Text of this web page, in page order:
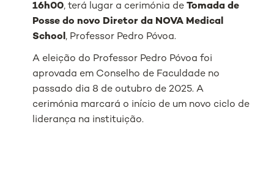
16h00, terá lugar a cerimónia deTomada de
Posse do novo Diretor da NOVA Medical
School, Professor Pedro Póvoa.
A eleição do Professor Pedro Póvoa foi
aprovada em Conselho de Faculdade no
passado dia 8 de outubro de 2025. A
cerimónia marcará o início de um novo ciclo de
liderança na instituição.